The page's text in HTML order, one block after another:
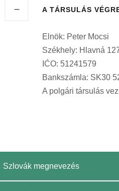
A TÁRSULÁS
Elnök: Peter Mocsi
Székhely: Hlavná
IĆO: 51241579
Bankszámla: SK30
A polgári társulás
Szlovák megnevezés